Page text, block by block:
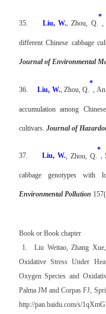
35. Liu, W., Zhou, Q.
*
,
different Chinese cabbage
Journal of Environmental
36. Liu, W., Zhou, Q.
*
,
accumulation among
cultivars. Journal of
37. Liu, W., Zhou, Q.
*
,
cabbage genotypes with
Environmental Pollution
Book or Book chapter
1. Liu Weitao, Zhang
Oxidative Stress Under
Oxygen Species and
Palma JM and Corpas FJ,
http://pan.baidu.com/s/